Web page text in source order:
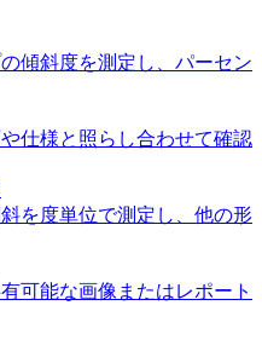
傾斜度を測定し、パーセン
仕様と照らし合わせて確認
を度単位で測定し、他の形
可能な画像またはレポート